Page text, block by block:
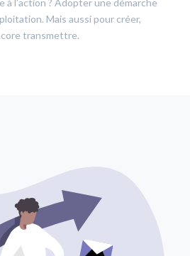
à l’action ? Adopter une démarche
Mais aussi pour créer,
transmettre.